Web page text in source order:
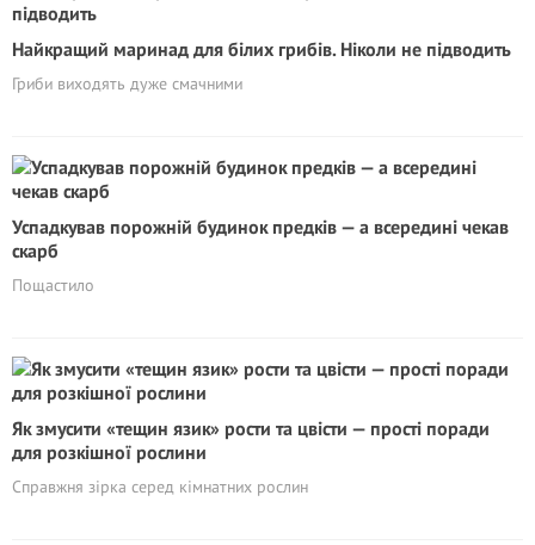
Найкращий маринад для білих грибів. Ніколи не підводить
Гриби виходять дуже смачними
Успадкував порожній будинок предків — а всередині чекав
скарб
Пощастило
Як змусити «тещин язик» рости та цвісти — прості поради
для розкішної рослини
Cправжня зірка серед кімнатних рослин